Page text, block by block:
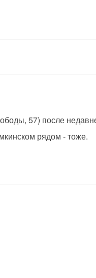
57) после
рядом - тоже.